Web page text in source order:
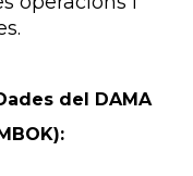
del DAMA